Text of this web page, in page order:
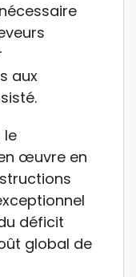
aux
le
œuvre en
déficit
global de